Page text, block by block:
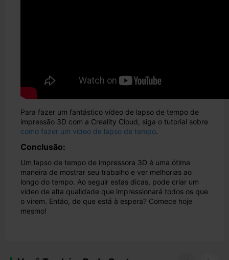
Para fazer um fantástico vídeo de lapso de tempo de
impressão 3D com a Creality Cloud, siga o tutorial sobre
como fazer um vídeo de lapso de tempo.
Conclusão:
Um lapso de tempo de impressora 3D é uma ótima
maneira de mostrar seu trabalho e ver melhorias ao
longo do tempo. Ao seguir estas dicas, pode criar um
vídeo de alta qualidade que impressionará todos os que
o virem. Então, de que está à espera? Comece hoje
mesmo!